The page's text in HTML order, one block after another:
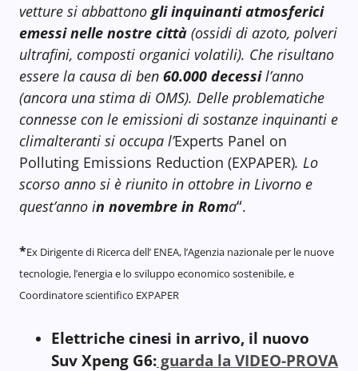
vetture si abbattono gli inquinanti atmosferici
emessi nelle nostre città (ossidi di azoto, polveri
ultrafini, composti organici volatili). Che risultano
essere la causa di ben 60.000 decessil’anno
(ancora una stima di OMS). Delle problematiche
connesse con le emissioni di sostanze inquinanti e
climalteranti si occupa l’Experts Panel on
Polluting Emissions Reduction (EXPAPER). Lo
scorso anno si è riunito in ottobre in Livorno e
quest’anno in novembre in Roma“.
*Ex Dirigente di Ricerca dell’ ENEA, l’Agenzia nazionale per le nuove
tecnologie, l’energia e lo sviluppo economico sostenibile, e
Coordinatore scientifico EXPAPER
Elettriche cinesi in arrivo, il nuovo
Suv Xpeng G6: guarda la VIDEO-PROVA